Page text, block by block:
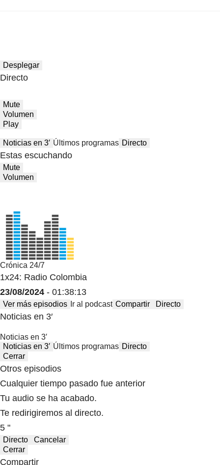
Desplegar
Directo
Mute
Volumen
Play
Noticias en 3′ Últimos programas Directo
Estas escuchando
Mute
Volumen
Crónica 24/7
1x24: Radio Colombia
23/08/2024 - 01:38:13
Ver más episodios Ir al podcast Compartir Directo
Noticias en 3′
Noticias en 3′
Noticias en 3′ Últimos programas Directo
Cerrar
Otros episodios
Cualquier tiempo pasado fue anterior
Tu audio se ha acabado.
Te redirigiremos al directo.
5 "
Directo
Cancelar
Cerrar
Compartir